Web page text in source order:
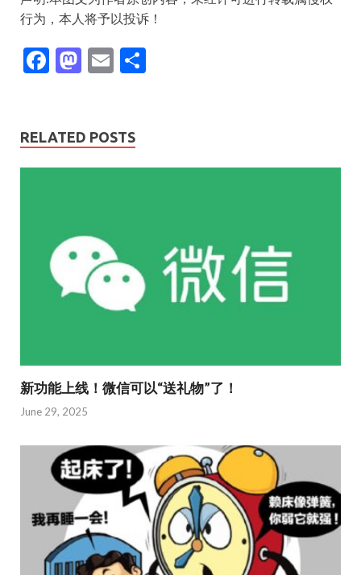
行为，本人将予以投诉！​​​
F
b
o
M
d
o
E
l
RELATED POSTS
新功能上线！微信可以“送礼物”了！
June 29, 2025